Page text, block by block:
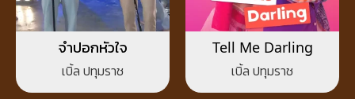
จำปอกหัวใจ
เบิ้ล ปทุมราช
Tell Me Darling
เบิ้ล ปทุมราช